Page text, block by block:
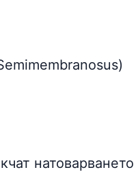
натоварването